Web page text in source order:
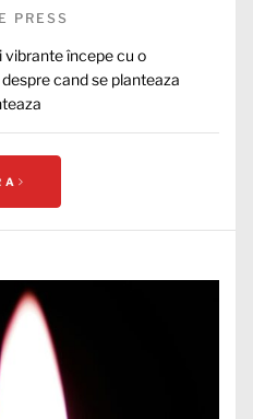
PRESS
vibrante începe cu o
cand se planteaza